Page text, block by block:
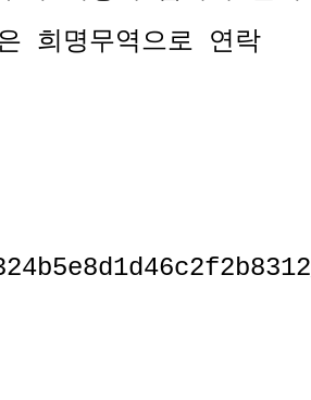
희명무역으로 연락